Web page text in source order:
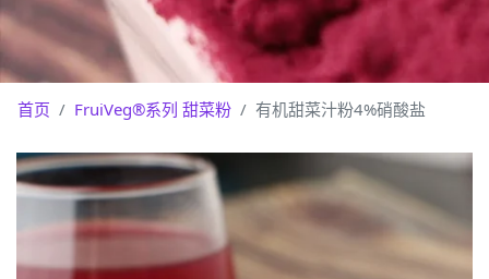
首页 FruiVeg®系列 甜菜粉 有机甜菜汁粉4%硝酸盐